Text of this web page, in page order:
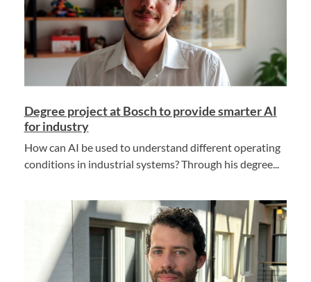
Degree project at Bosch to provide smarter AI
for industry
How can AI be used to understand different operating
conditions in industrial systems? Through his degree...